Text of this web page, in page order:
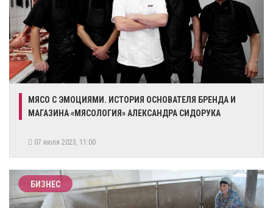
МЯСО С ЭМОЦИЯМИ. ИСТОРИЯ ОСНОВАТЕЛЯ БРЕНДА И
МАГАЗИНА «МЯСОЛОГИЯ» АЛЕКСАНДРА СИДОРУКА
07 июля 2023, 11:00
БИЗНЕС